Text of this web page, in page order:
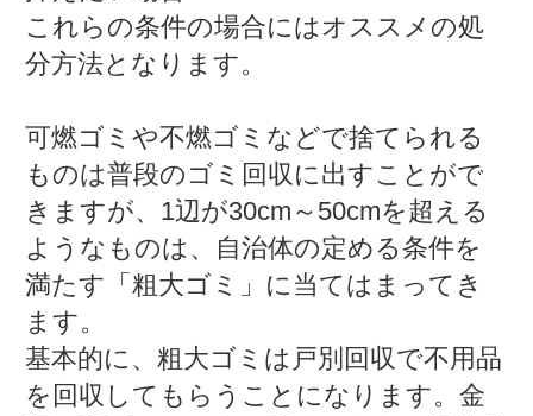
これらの条件の場合にはオススメの処
分方法となります。
可燃ゴミや不燃ゴミなどで捨てられる
ものは普段のゴミ回収に出すことがで
きますが、1辺が30cm～50cmを超える
ようなものは、自治体の定める条件を
満たす「粗大ゴミ」に当てはまってき
ます。
基本的に、粗大ゴミは戸別回収で不用品
を回収してもらうことになります。金